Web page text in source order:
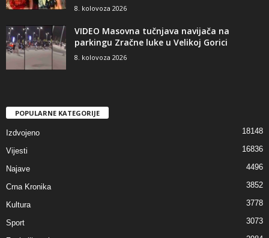
8. kolovoza 2026
VIDEO Masovna tučnjava navijača na
parkingu Zračne luke u Velikoj Gorici
8. kolovoza 2026
POPULARNE KATEGORIJE
Izdvojeno 18148
Vijesti 16836
Najave 4496
Crna Kronika 3852
Kultura 3778
Sport 3073